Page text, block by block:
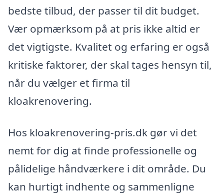
bedste tilbud, der passer til dit budget.
Vær opmærksom på at pris ikke altid er
det vigtigste. Kvalitet og erfaring er også
kritiske faktorer, der skal tages hensyn til,
når du vælger et firma til
kloakrenovering.
Hos kloakrenovering-pris.dk gør vi det
nemt for dig at finde professionelle og
pålidelige håndværkere i dit område. Du
kan hurtigt indhente og sammenligne